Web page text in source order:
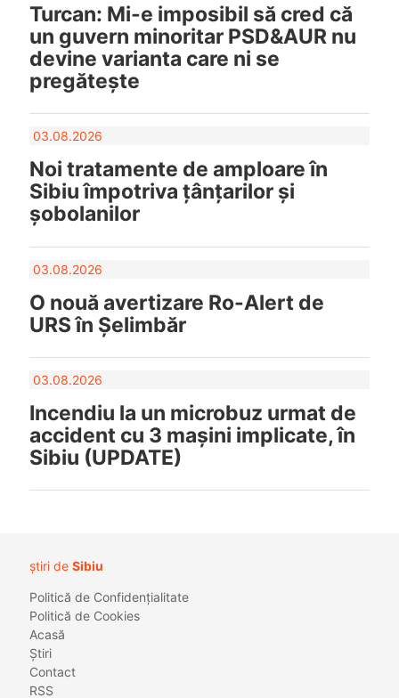
Turcan: Mi-e imposibil să cred că
un guvern minoritar PSD&AUR nu
devine varianta care ni se
pregătește
03.08.2026
Noi tratamente de amploare în
Sibiu împotriva țânțarilor și
șobolanilor
03.08.2026
O nouă avertizare Ro-Alert de
URS în Șelimbăr
03.08.2026
Incendiu la un microbuz urmat de
accident cu 3 mașini implicate, în
Sibiu (UPDATE)
știri de Sibiu
Politică de Confidențialitate
Politică de Cookies
Acasă
Știri
Contact
RSS